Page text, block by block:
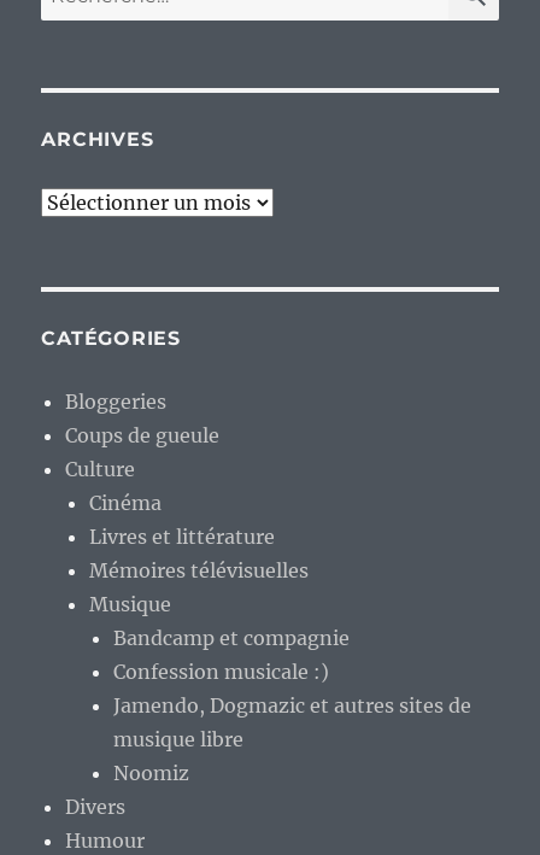
pour :
ARCHIVES
Archives
CATÉGORIES
Bloggeries
Coups de gueule
Culture
Cinéma
Livres et littérature
Mémoires télévisuelles
Musique
Bandcamp et compagnie
Confession musicale :)
Jamendo, Dogmazic et autres sites de
musique libre
Noomiz
Divers
Humour